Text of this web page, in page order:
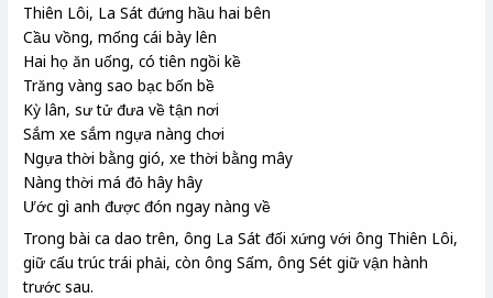
Thiên Lôi, La Sát đứng hầu hai bên
Cầu vồng, mống cái bày lên
Hai họ ăn uống, có tiên ngồi kề
Trăng vàng sao bạc bốn bề
Kỳ lân, sư tử đưa về tận nơi
Sắm xe sắm ngựa nàng chơi
Ngựa thời bằng gió, xe thời bằng mây
Nàng thời má đỏ hây hây
Ước gì anh được đón ngay nàng về
Trong bài ca dao trên, ông La Sát đối xứng với ông Thiên Lôi,
giữ cấu trúc trái phải, còn ông Sấm, ông Sét giữ vận hành
trước sau.